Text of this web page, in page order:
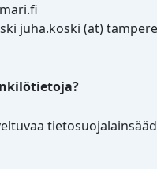
juha.koski (at)